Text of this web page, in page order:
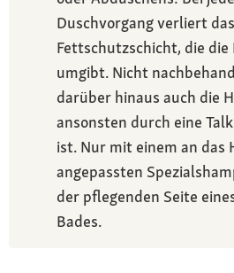
Duschvorgang verliert
Fettschutzschicht, die die
umgibt. Nicht
darüber hinaus auch die
ansonsten durch eine
ist. Nur mit einem an das
angepassten
der pflegenden Seite
Bades.